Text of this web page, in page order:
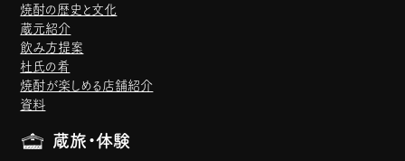
焼酎の歴史と文化
蔵元紹介
飲み方提案
杜氏の肴
焼酎が楽しめる店舗紹介
資料
蔵旅・体験